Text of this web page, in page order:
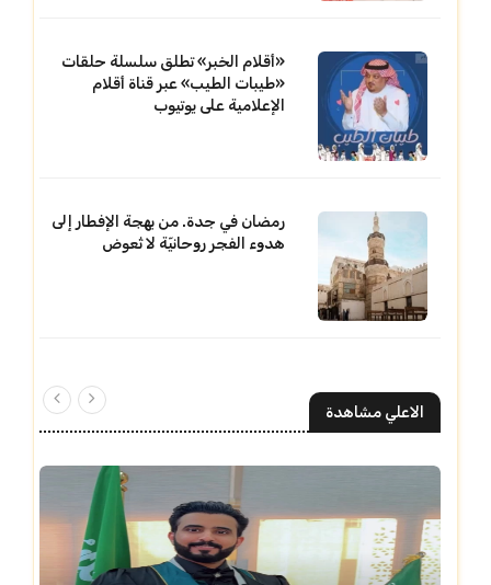
«أقلام الخبر» تطلق سلسلة حلقات
«طيبات الطيب» عبر قناة أقلام
الإعلامية على يوتيوب
رمضان في جدة. من بهجة الإفطار إلى
هدوء الفجر روحانيّة لا تُعوض
الاعلي مشاهدة